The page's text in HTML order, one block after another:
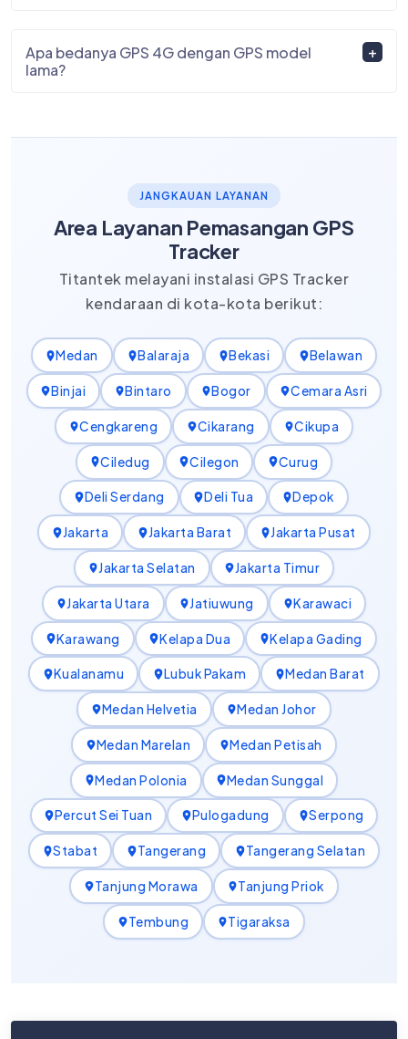
Apa bedanya GPS 4G dengan GPS model
lama?
JANGKAUAN LAYANAN
Area Layanan Pemasangan GPS
Tracker
Titantek melayani instalasi GPS Tracker
kendaraan di kota-kota berikut:
Medan Balaraja Bekasi Belawan
Binjai Bintaro Bogor Cemara Asri
Cengkareng Cikarang Cikupa
Ciledug Cilegon Curug
Deli Serdang Deli Tua Depok
Jakarta Jakarta Barat Jakarta Pusat
Jakarta Selatan Jakarta Timur
Jakarta Utara Jatiuwung Karawaci
Karawang Kelapa Dua Kelapa Gading
Kualanamu Lubuk Pakam Medan Barat
Medan Helvetia Medan Johor
Medan Marelan Medan Petisah
Medan Polonia Medan Sunggal
Percut Sei Tuan Pulogadung Serpong
Stabat Tangerang Tangerang Selatan
Tanjung Morawa Tanjung Priok
Tembung Tigaraksa